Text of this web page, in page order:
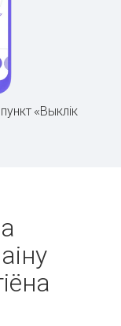
«Выклік